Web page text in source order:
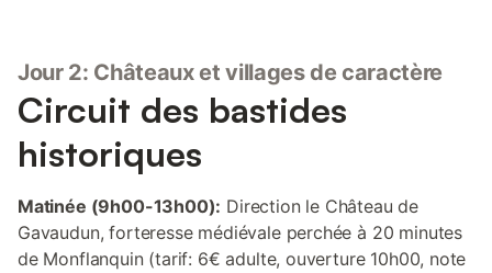
Jour 2: Châteaux et villages de caractère
Circuit des bastides
historiques
Matinée (9h00-13h00): Direction le Château de
Gavaudun, forteresse médiévale perchée à 20 minutes
de Monflanquin (tarif: 6€ adulte, ouverture 10h00, note